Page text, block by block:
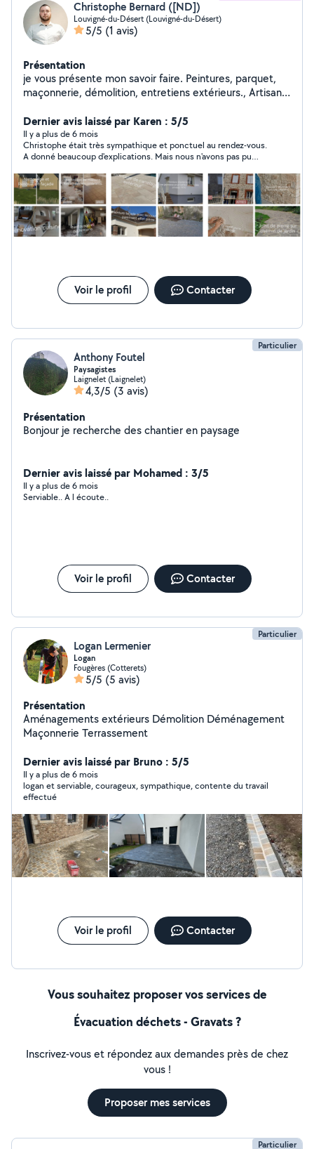
Christophe Bernard ([ND])
Louvigné-du-Désert (Louvigné-du-Désert)
5/5 (1 avis)
Présentation
je vous présente mon savoir faire. Peintures, parquet,
maçonnerie, démolition, entretiens extérieurs., Artisans
Dernier avis laissé par Karen : 5/5
Il y a plus de 6 mois
Christophe était très sympathique et ponctuel au rendez-vous.
A donné beaucoup d'explications. Mais nous n'avons pas pu
Voir le profil Contacter
Particulier
Anthony Foutel
Paysagistes
Laignelet (Laignelet)
4,3/5 (3 avis)
Présentation
Bonjour je recherche des chantier en paysage
Dernier avis laissé par Mohamed : 3/5
Il y a plus de 6 mois
Serviable.. A l écoute..
Voir le profil Contacter
Particulier
Logan Lermenier
Logan
Fougères (Cotterets)
5/5 (5 avis)
Présentation
Aménagements extérieurs Démolition Déménagement
Maçonnerie Terrassement
Dernier avis laissé par Bruno : 5/5
Il y a plus de 6 mois
logan et serviable, courageux, sympathique, contente du travail
effectué
Voir le profil Contacter
Vous souhaitez proposer vos services de
Évacuation déchets - Gravats ?
Inscrivez-vous et répondez aux demandes près de chez
vous !
Proposer mes services
Particulier